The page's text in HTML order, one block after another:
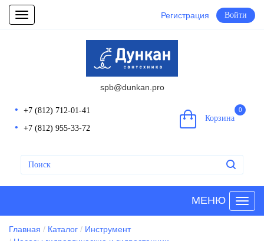
Toggle
navigation
Регистрация Войти
spb@dunkan.pro
Корзина
0
+7 (812) 712-01-41
+7 (812) 955-33-72
МЕНЮ
Главная Каталог
Инструмент